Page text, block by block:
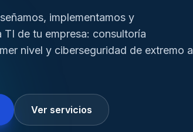
implementamos y
de tu empresa: consultoría
nivel y ciberseguridad de extremo a
Ver servicios